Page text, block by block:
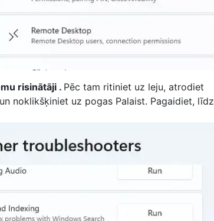
risinātāji . Pēc tam ritiniet uz leju, atrodiet
un noklikšķiniet uz pogas Palaist. Pagaidiet, līdz